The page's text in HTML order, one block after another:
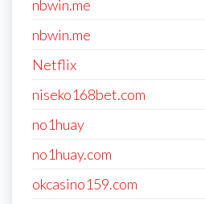
nbwin.me
nbwin.me
Netflix
niseko168bet.com
no1huay
no1huay.com
okcasino159.com